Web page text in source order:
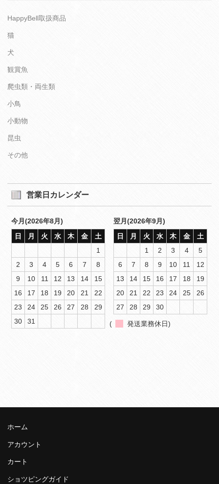
HappyBell取扱商品
猫
犬
観賞魚
爬虫類・両生類
小鳥
小動物
昆虫
その他
営業日カレンダー
今月(2026年8月)
日
月 火 水 木 金
土
1
2
3 4 5 6 7
8
9
10 11 12 13 14
15
16
17 18 19 20 21
22
23
24 25 26 27 28
29
30
31
翌月(2026年9月)
日
月 火 水 木 金
土
1
2 3 4
5
6
7 8 9 10 11
12
13
14 15 16 17 18
19
20
21 22 23 24 25
26
27
28 29 30
( 発送業務休日)
ホーム
アカウント
カート
ショツピングガイド